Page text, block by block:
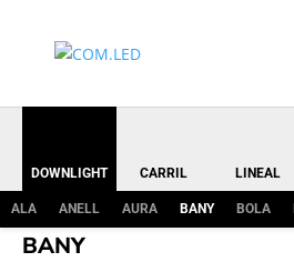
DOWNLIGHT
ALA ANELL AURA BANY BOLA
CARRIL LINEAL
BANY